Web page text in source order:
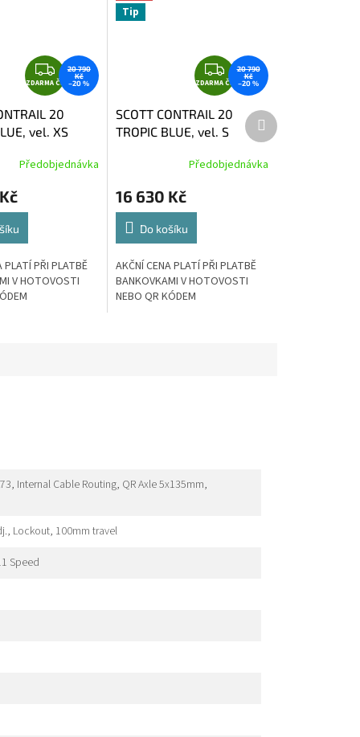
Z
D
A
R
A
ZDARMA ČR
20 790
Kč
–20 %
20
vel. XS
Předobjednávka
PLATÍ PŘI PLATBĚ
V HOTOVOSTI
Tip
Z
D
A
R
A
ZDARMA ČR
20 790
Kč
–20 %
SCOTT CONTRAIL 20
TROPIC BLUE, vel. S
Předobjednávka
16 630 Kč
Do košíku
AKČNÍ CENA PLATÍ PŘI PLATBĚ
BANKOVKAMI V HOTOVOSTI
NEBO QR KÓDEM
Další
produkt
Internal Cable Routing, QR Axle 5x135mm,
Lockout, 100mm travel
Speed